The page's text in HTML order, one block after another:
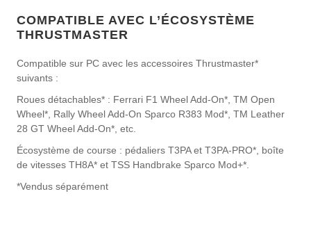
COMPATIBLE AVEC L’ÉCOSYSTÈME
THRUSTMASTER
Compatible sur PC avec les accessoires Thrustmaster*
suivants :
Roues détachables* : Ferrari F1 Wheel Add-On*, TM Open
Wheel*, Rally Wheel Add-On Sparco R383 Mod*, TM Leather
28 GT Wheel Add-On*, etc.
Écosystème de course : pédaliers T3PA et T3PA-PRO*, boîte
de vitesses TH8A* et TSS Handbrake Sparco Mod+*.
*Vendus séparément